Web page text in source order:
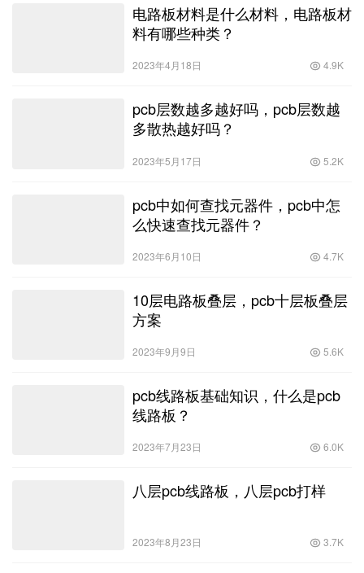
电路板材料是什么材料，电路板材
料有哪些种类？
2023年4月18日 4.9K
pcb层数越多越好吗，pcb层数越
多散热越好吗？
2023年5月17日 5.2K
pcb中如何查找元器件，pcb中怎
么快速查找元器件？
2023年6月10日 4.7K
10层电路板叠层，pcb十层板叠层
方案
2023年9月9日 5.6K
pcb线路板基础知识，什么是pcb
线路板？
2023年7月23日 6.0K
八层pcb线路板，八层pcb打样
2023年8月23日 3.7K